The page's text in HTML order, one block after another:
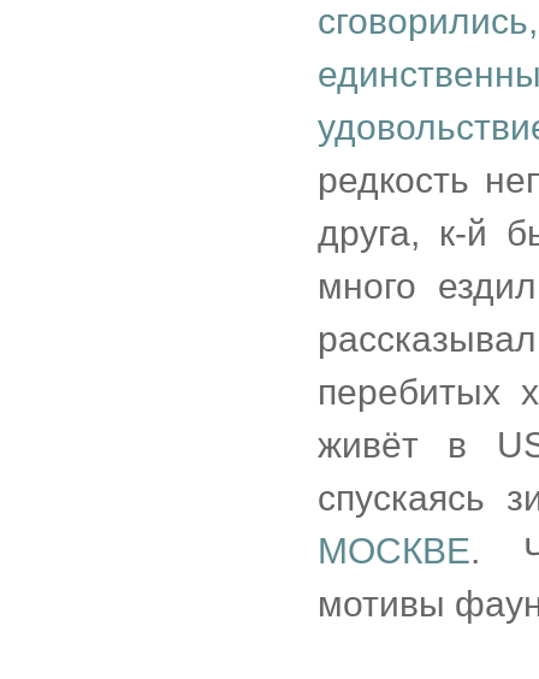
редкость
друга, к-й
много
перебитых
живёт в
спускаясь
МОСКВЕ.
мотивы